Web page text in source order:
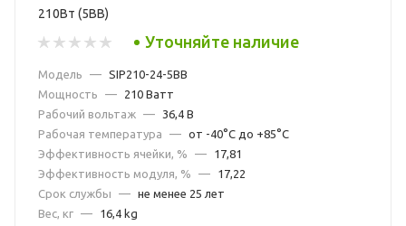
210Вт (5BB)
Уточняйте наличие
Модель — SIP210-24-5BB
Мощность
—
210 Ватт
Рабочий вольтаж —
36,4 В
Рабочая температура
— от -40°С до +85°С
Эффективность ячейки, %
—
17,81
Эффективность модуля, %
—
17,22
Срок службы
— не менее 25 лет
Вес, кг —
16,4 kg